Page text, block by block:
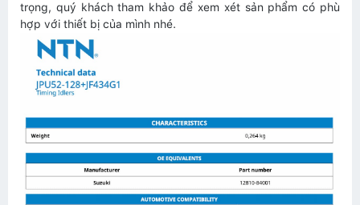
trọng, quý khách tham khảo để xem xét sản phẩm có phù
hợp với thiết bị của mình nhé.